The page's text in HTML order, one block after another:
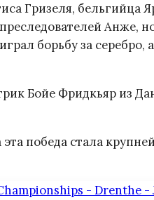
Гризеля, бельгийца
Анже,
борьбу за серебро,
Бойе Фридкьяр из
победа стала